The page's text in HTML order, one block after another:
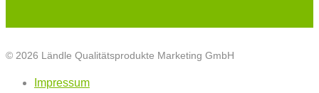
© 2026 Ländle Qualitätsprodukte Marketing GmbH
Impressum